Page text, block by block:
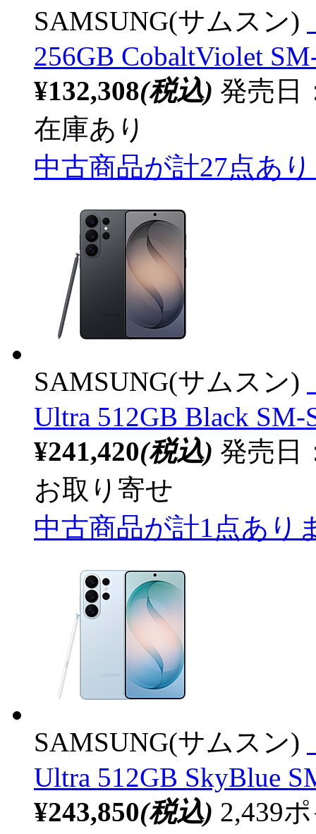
SAMSUNG(サムスン)
256GB CobaltViolet
¥132,308(税込) 発売日
在庫あり
中古商品が計27点あ
SAMSUNG(サムスン)
Ultra 512GB Black SM-
¥241,420(税込) 発売日
お取り寄せ
中古商品が計1点あり
SAMSUNG(サムスン)
Ultra 512GB SkyBlue
¥243,850(税込) 2,439